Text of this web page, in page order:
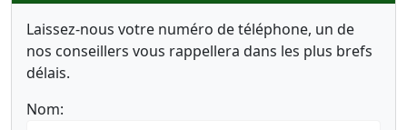
Laissez-nous votre numéro de téléphone, un de
nos conseillers vous rappellera dans les plus brefs
délais.
Nom: